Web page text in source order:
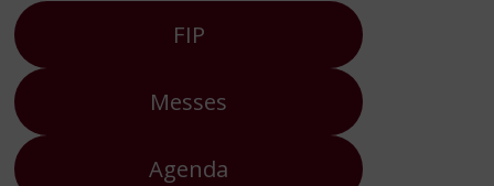
FIP
Messes
Agenda